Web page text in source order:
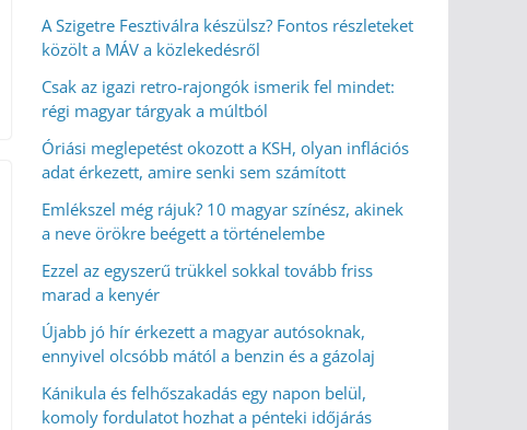
A Szigetre Fesztiválra készülsz? Fontos részleteket
közölt a MÁV a közlekedésről
Csak az igazi retro-rajongók ismerik fel mindet:
régi magyar tárgyak a múltból
Óriási meglepetést okozott a KSH, olyan inflációs
adat érkezett, amire senki sem számított
Emlékszel még rájuk? 10 magyar színész, akinek
a neve örökre beégett a történelembe
Ezzel az egyszerű trükkel sokkal tovább friss
marad a kenyér
Újabb jó hír érkezett a magyar autósoknak,
ennyivel olcsóbb mától a benzin és a gázolaj
Kánikula és felhőszakadás egy napon belül,
komoly fordulatot hozhat a pénteki időjárás